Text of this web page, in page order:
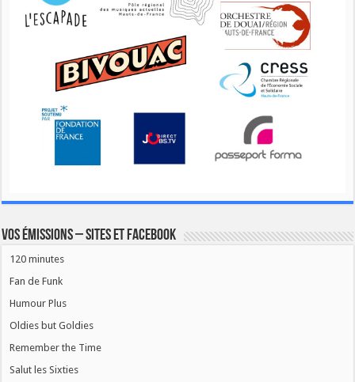
Vos émissions – Sites et Facebook
120 minutes
Fan de Funk
Humour Plus
Oldies but Goldies
Remember the Time
Salut les Sixties